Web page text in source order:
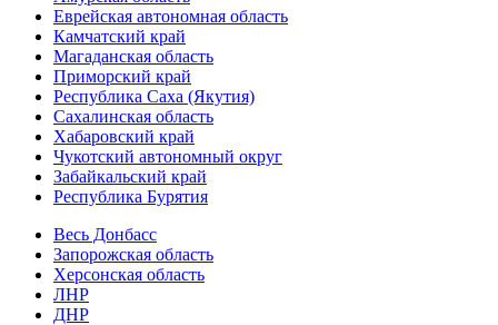
Еврейская автономная область
Камчатский край
Магаданская область
Приморский край
Республика Саха (Якутия)
Сахалинская область
Хабаровский край
Чукотский автономный округ
Забайкальский край
Республика Бурятия
Весь Донбасс
Запорожская область
Херсонская область
ЛНР
ДНР